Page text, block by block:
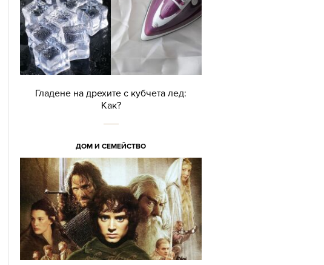
Гладене на дрехите с кубчета лед:
Как?
ДОМ И СЕМЕЙСТВО